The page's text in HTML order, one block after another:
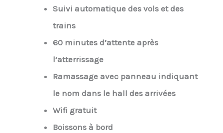
Suivi automatique des vols et des
trains
60 minutes d’attente après
l’atterrissage
Ramassage avec panneau indiquant
le nom dans le hall des arrivées
Wifi gratuit
Boissons à bord